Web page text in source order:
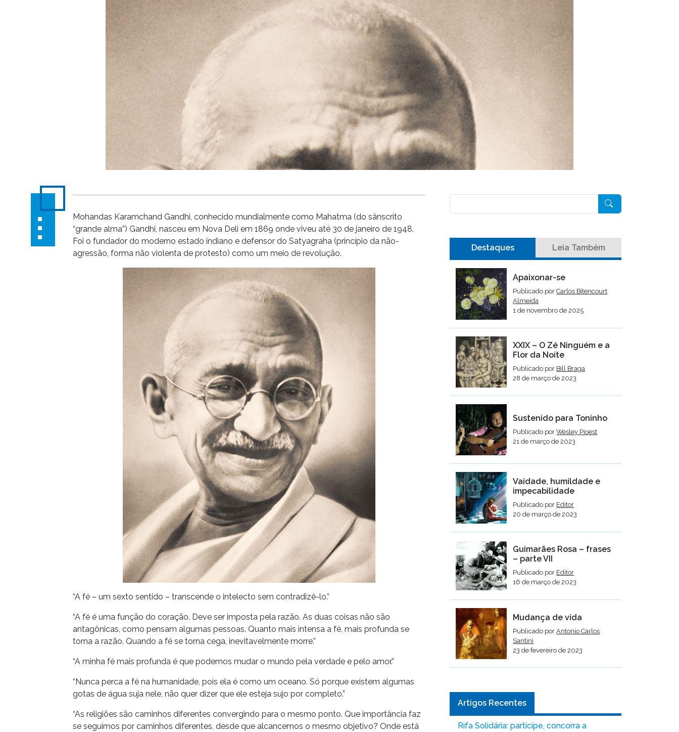
Mohandas Karamchand Gandhi, conhecido mundialmente como Mahatma (do sânscrito
“grande alma”) Gandhi, nasceu em Nova Deli em 1869 onde viveu até 30 de janeiro de 1948.
Foi o fundador do moderno estado indiano e defensor do Satyagraha (princípio da não-
agressão, forma não violenta de protesto) como um meio de revolução.
“A fé – um sexto sentido – transcende o intelecto sem contradizê-lo.”
“A fé é uma função do coração. Deve ser imposta pela razão. As duas coisas não são
antagônicas, como pensam algumas pessoas. Quanto mais intensa a fé, mais profunda se
torna a razão. Quando a fé se torna cega, inevitavelmente morre.”
“A minha fé mais profunda é que podemos mudar o mundo pela verdade e pelo amor.”
“Nunca perca a fé na humanidade, pois ela é como um oceano. Só porque existem algumas
gotas de água suja nele, não quer dizer que ele esteja sujo por completo.”
“As religiões são caminhos diferentes convergindo para o mesmo ponto. Que importância faz
se seguimos por caminhos diferentes, desde que alcancemos o mesmo objetivo? Onde está
Destaques Leia Também
Apaixonar-se
Publicado porCarlos Bitencourt
Almeida
1 de novembro de 2025
XXIX – O Zé Ninguém e a
Flor da Noite
Publicado por Bill Braga
28 de março de 2023
Sustenido para Toninho
Publicado porWesley Pioest
21 de março de 2023
Vaidade, humildade e
impecabilidade
Publicado por Editor
20 de março de 2023
Guimarães Rosa – frases
– parte VII
Publicado por Editor
16 de março de 2023
Mudança de vida
Publicado porAntonio Carlos
Santini
23 de fevereiro de 2023
Artigos Recentes
Rifa Solidária: participe, concorra a